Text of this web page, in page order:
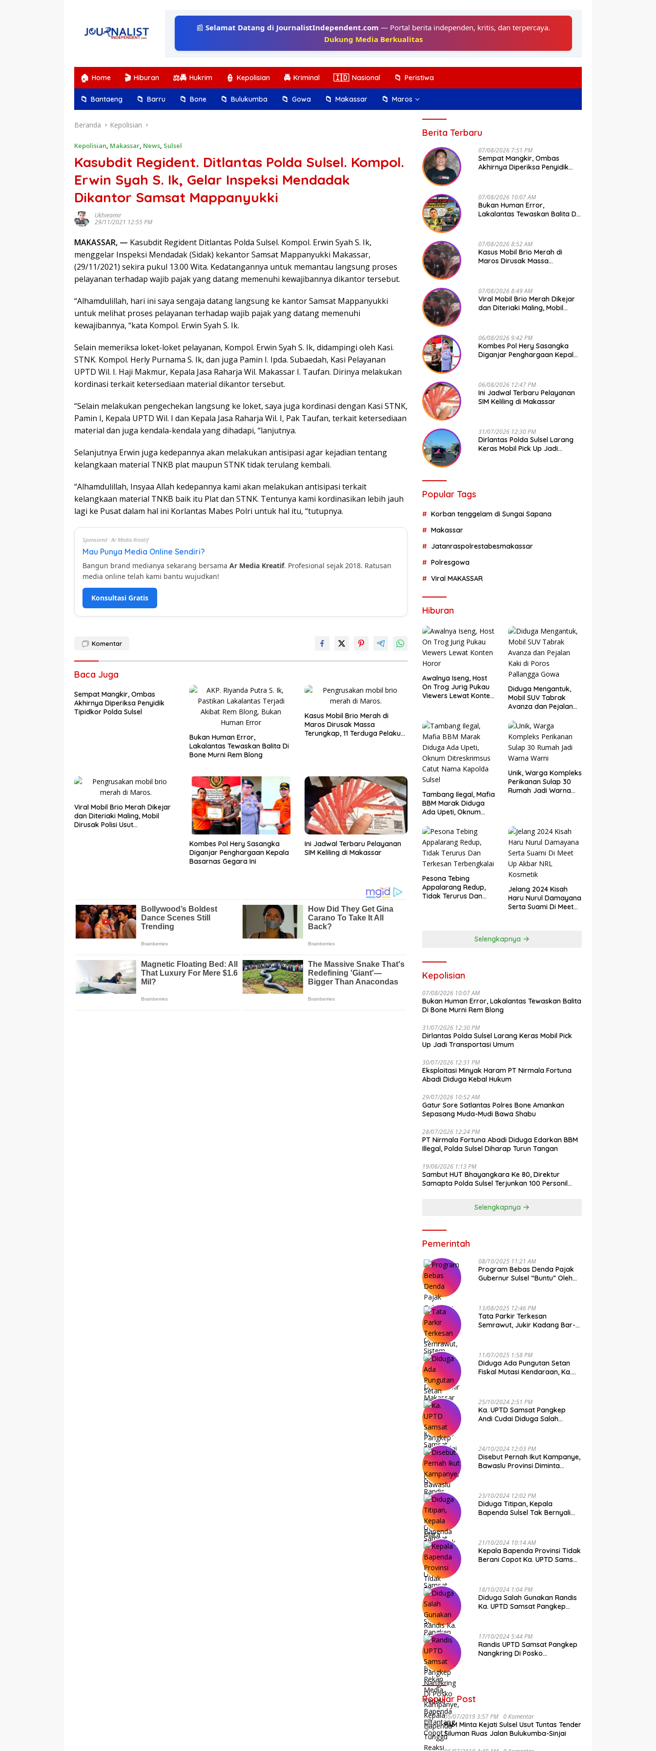
📰Selamat Datang di JournalistIndependent.com — Portal berita independen, kritis, dan terpercaya.
Dukung Media Berkualitas
🏠 Home 🎬 Hiburan ⚖️🚔 Hukrim 👮 Kepolisian 🚔 Kriminal 🇮🇩 Nasional 📁 Peristiwa
📁 Bantaeng 📁 Barru 📁 Bone 📁 Bulukumba 📁 Gowa 📁 Makassar 📁 Maros
Beranda Kepolisian
Kepolisian, Makassar, News, Sulsel
Kasubdit Regident. Ditlantas Polda Sulsel. Kompol.
Erwin Syah S. Ik, Gelar Inspeksi Mendadak
Dikantor Samsat Mappanyukki
Ukhieamir
29/11/2021 12:55 PM
MAKASSAR, — Kasubdit Regident Ditlantas Polda Sulsel. Kompol. Erwin Syah S. Ik,
menggelar Inspeksi Mendadak (Sidak) kekantor Samsat Mappanyukki Makassar,
(29/11/2021) sekira pukul 13.00 Wita. Kedatangannya untuk memantau langsung proses
pelayanan terhadap wajib pajak yang datang memenuhi kewajibannya dikantor tersebut.
“Alhamdulillah, hari ini saya sengaja datang langsung ke kantor Samsat Mappanyukki
untuk melihat proses pelayanan terhadap wajib pajak yang datang memenuhi
kewajibannya, “kata Kompol. Erwin Syah S. Ik.
Selain memeriksa loket-loket pelayanan, Kompol. Erwin Syah S. Ik, didampingi oleh Kasi.
STNK. Kompol. Herly Purnama S. Ik, dan juga Pamin I. Ipda. Subaedah, Kasi Pelayanan
UPTD Wil. I. Haji Makmur, Kepala Jasa Raharja Wil. Makassar I. Taufan. Dirinya melakukan
kordinasi terkait ketersediaan material dikantor tersebut.
“Selain melakukan pengechekan langsung ke loket, saya juga kordinasi dengan Kasi STNK,
Pamin I, Kepala UPTD Wil. I dan Kepala Jasa Raharja Wil. I, Pak Taufan, terkait ketersediaan
material dan juga kendala-kendala yang dihadapi, “lanjutnya.
Selanjutnya Erwin juga kedepannya akan melakukan antisipasi agar kejadian tentang
kelangkaan material TNKB plat maupun STNK tidak terulang kembali.
“Alhamdulillah, Insyaa Allah kedepannya kami akan melakukan antisipasi terkait
kelangkaan material TNKB baik itu Plat dan STNK. Tentunya kami kordinasikan lebih jauh
lagi ke Pusat dalam hal ini Korlantas Mabes Polri untuk hal itu, “tutupnya.
Sponsored · Ar Media Kreatif
Mau Punya Media Online Sendiri?
Bangun brand medianya sekarang bersama Ar Media Kreatif. Profesional sejak 2018. Ratusan
media online telah kami bantu wujudkan!
Konsultasi Gratis
Komentar
Baca Juga
Sempat Mangkir, Ombas
Akhirnya Diperiksa Penyidik
Tipidkor Polda Sulsel
Bukan Human Error,
Lakalantas Tewaskan Balita Di
Bone Murni Rem Blong
Kasus Mobil Brio Merah di
Maros Dirusak Massa
Terungkap, 11 Terduga Pelaku
Viral Mobil Brio Merah Dikejar
dan Diteriaki Maling, Mobil
Dirusak Polisi Usut
Kombes Pol Hery Sasangka
Diganjar Penghargaan Kepala
Basarnas Gegara Ini
Ini Jadwal Terbaru Pelayanan
SIM Keliling di Makassar
Berita Terbaru
07/08/2026 7:51 PM
Sempat Mangkir, Ombas
Akhirnya Diperiksa Penyidik
07/08/2026 10:07 AM
Bukan Human Error,
Lakalantas Tewaskan Balita Di
07/08/2026 8:52 AM
Kasus Mobil Brio Merah di
Maros Dirusak Massa
07/08/2026 8:49 AM
Viral Mobil Brio Merah Dikejar
dan Diteriaki Maling, Mobil
06/08/2026 9:42 PM
Kombes Pol Hery Sasangka
Diganjar Penghargaan Kepala
06/08/2026 12:47 PM
Ini Jadwal Terbaru Pelayanan
SIM Keliling di Makassar
31/07/2026 12:30 PM
Dirlantas Polda Sulsel Larang
Keras Mobil Pick Up Jadi
Popular Tags
Korban tenggelam di Sungai Sapana
Makassar
Jatanraspolrestabesmakassar
Polresgowa
Viral MAKASSAR
Hiburan
Awalnya Iseng, Host
On Trog Jurig Pukau
Viewers Lewat Konten
Diduga Mengantuk,
Mobil SUV Tabrak
Avanza dan Pejalan
Pallangga Gowa
Tambang Ilegal, Mafia
BBM Marak Diduga
Ada Upeti, Oknum
Nama Kapolda Sulsel
Unik, Warga Kompleks
Perikanan Sulap 30
Rumah Jadi Warna
Pesona Tebing
Appalarang Redup,
Tidak Terurus Dan
Jelang 2024 Kisah
Haru Nurul Damayana
Serta Suami Di Meet
Selengkapnya
Kepolisian
07/08/2026 10:07 AM
Bukan Human Error, Lakalantas Tewaskan Balita
Di Bone Murni Rem Blong
31/07/2026 12:30 PM
Dirlantas Polda Sulsel Larang Keras Mobil Pick
Up Jadi Transportasi Umum
30/07/2026 12:31 PM
Eksploitasi Minyak Haram PT Nirmala Fortuna
Abadi Diduga Kebal Hukum
29/07/2026 10:52 AM
Gatur Sore Satlantas Polres Bone Amankan
Sepasang Muda-Mudi Bawa Shabu
28/07/2026 12:24 PM
PT Nirmala Fortuna Abadi Diduga Edarkan BBM
Illegal, Polda Sulsel Diharap Turun Tangan
19/06/2026 1:13 PM
Sambut HUT Bhayangkara Ke 80, Direktur
Samapta Polda Sulsel Terjunkan 100 Personil
Selengkapnya
Pemerintah
08/10/2025 11:21 AM
Program Bebas Denda Pajak
Gubernur Sulsel “Buntu” Oleh
13/08/2025 12:46 PM
Tata Parkir Terkesan
Semrawut, Jukir Kadang Bar-
11/07/2025 1:58 PM
Diduga Ada Pungutan Setan
Fiskal Mutasi Kendaraan, Ka.
25/10/2024 2:51 PM
Ka. UPTD Samsat Pangkep
Andi Cudai Diduga Salah
24/10/2024 12:03 PM
Disebut Pernah Ikut Kampanye,
Bawaslu Provinsi Diminta
23/10/2024 12:02 PM
Diduga Titipan, Kepala
Bapenda Sulsel Tak Bernyali
21/10/2024 10:14 AM
Kepala Bapenda Provinsi Tidak
Berani Copot Ka. UPTD Samsat
18/10/2024 1:04 PM
Diduga Salah Gunakan Randis
Ka. UPTD Samsat Pangkep
17/10/2024 5:44 PM
Randis UPTD Samsat Pangkep
Nangkring Di Posko
Popular Post
1 05/07/2019 3:57 PM 0 Komentar
FAM Minta Kejati Sulsel Usut Tuntas Tender
Siluman Ruas Jalan Bulukumba-Sinjai